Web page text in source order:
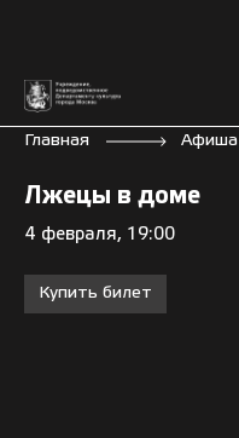
Главная Афиша
Лжецы в доме
4 февраля, 19:00
Купить билет